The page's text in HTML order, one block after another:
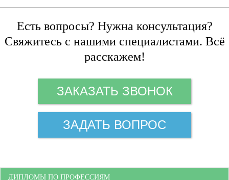
Есть вопросы? Нужна консультация?
Свяжитесь с нашими специалистами. Всё
расскажем!
ЗАКАЗАТЬ ЗВОНОК
ЗАДАТЬ ВОПРОС
ДИПЛОМЫ ПО ПРОФЕССИЯМ